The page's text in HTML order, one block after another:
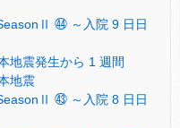
㊹ ～入院 9 日日
地震発生から 1 週間
地震
㊸ ～入院 8 日日